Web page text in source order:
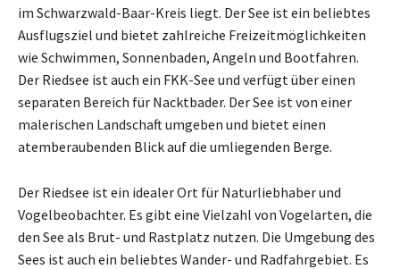
im Schwarzwald-Baar-Kreis liegt. Der See ist ein beliebtes
Ausflugsziel und bietet zahlreiche Freizeitmöglichkeiten
wie Schwimmen, Sonnenbaden, Angeln und Bootfahren.
Der Riedsee ist auch ein FKK-See und verfügt über einen
separaten Bereich für Nacktbader. Der See ist von einer
malerischen Landschaft umgeben und bietet einen
atemberaubenden Blick auf die umliegenden Berge.
Der Riedsee ist ein idealer Ort für Naturliebhaber und
Vogelbeobachter. Es gibt eine Vielzahl von Vogelarten, die
den See als Brut- und Rastplatz nutzen. Die Umgebung des
Sees ist auch ein beliebtes Wander- und Radfahrgebiet. Es